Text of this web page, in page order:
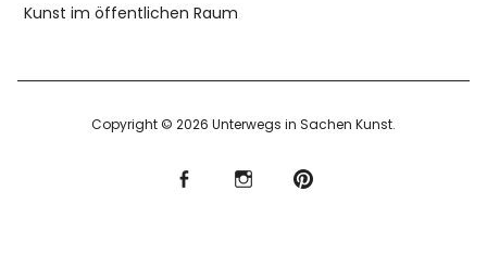
Kunst im öffentlichen Raum
Copyright © 2026 Unterwegs in Sachen Kunst